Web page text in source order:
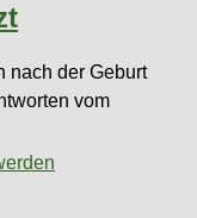
nach der Geburt
vom